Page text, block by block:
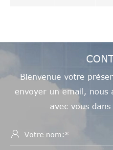
Bienvenue votre
envoyer un email, nous
avec vous
